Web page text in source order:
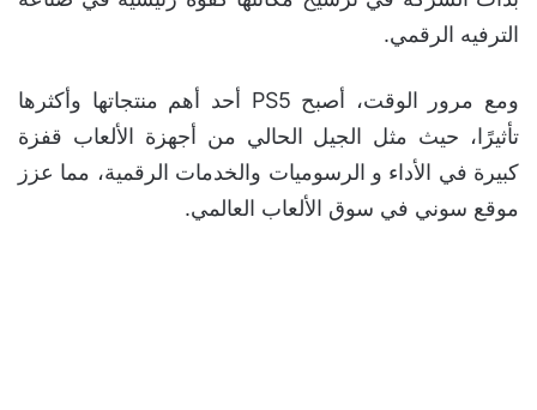
الترفيه الرقمي.
ومع مرور الوقت، أصبح PS5 أحد أهم منتجاتها وأكثرها
تأثيرًا، حيث مثل الجيل الحالي من أجهزة الألعاب قفزة
كبيرة في الأداء و الرسوميات والخدمات الرقمية، مما عزز
موقع سوني في سوق الألعاب العالمي.